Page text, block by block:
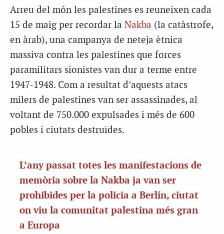
Arreu del món les palestines es reuneixen cada
15 de maig per recordar la Nakba (la catàstrofe,
en àrab), una campanya de neteja ètnica
massiva contra les palestines que forces
paramilitars sionistes van dur a terme entre
1947-1948. Com a resultat d’aquests atacs
milers de palestines van ser assassinades, al
voltant de 750.000 expulsades i més de 600
pobles i ciutats destruïdes.
L’any passat totes les manifestacions de
memòria sobre la Nakba ja van ser
prohibides per la policia a Berlín, ciutat
on viu la comunitat palestina més gran
a Europa